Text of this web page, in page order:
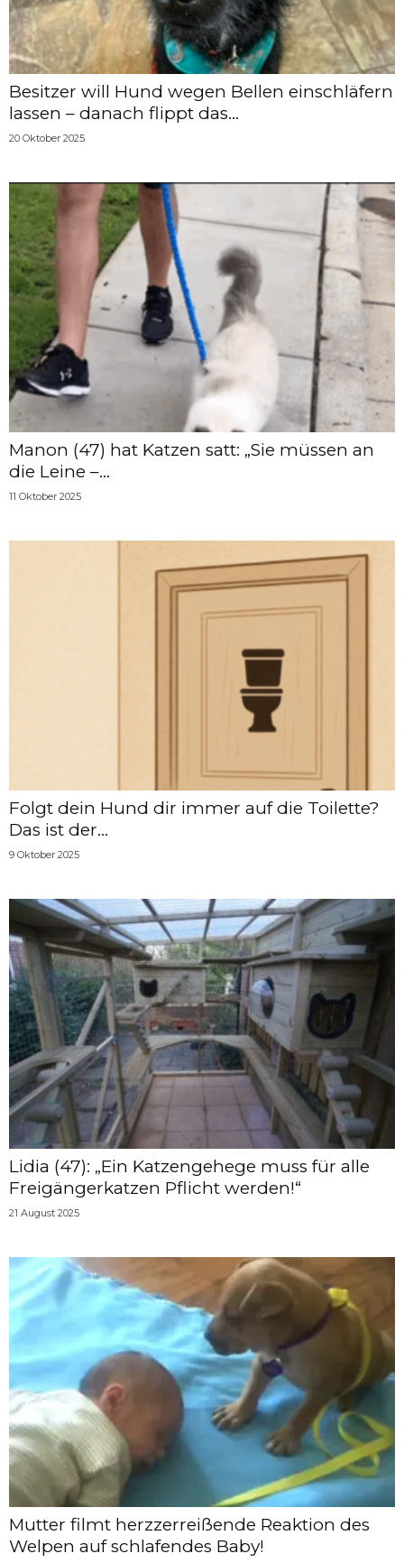
Besitzer will Hund wegen Bellen einschläfern
lassen – danach flippt das...
20 Oktober 2025
Manon (47) hat Katzen satt: „Sie müssen an
die Leine –...
11 Oktober 2025
Folgt dein Hund dir immer auf die Toilette?
Das ist der...
9 Oktober 2025
Lidia (47): „Ein Katzengehege muss für alle
Freigängerkatzen Pflicht werden!“
21 August 2025
Mutter filmt herzzerreißende Reaktion des
Welpen auf schlafendes Baby!